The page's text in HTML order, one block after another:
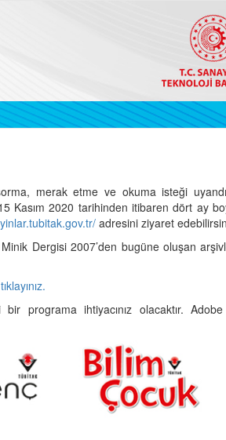
merak etme ve okuma isteği
Kasım 2020 tarihinden itibaren dört ay
adresini ziyaret
Dergisi 2007’den bugüne oluşan
tıklayınız.
programa ihtiyacınız olacaktır. Adobe